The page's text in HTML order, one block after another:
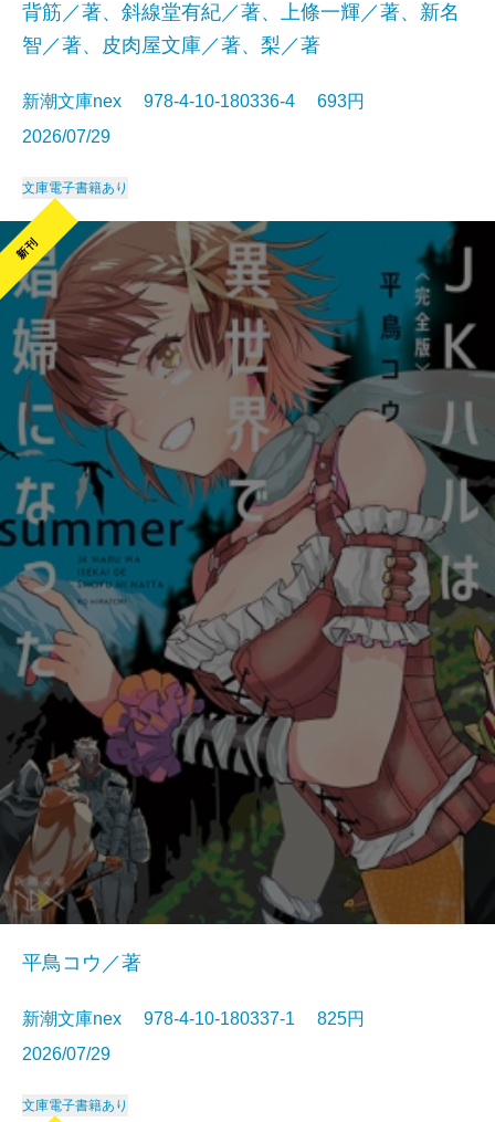
背筋／著、斜線堂有紀／著、上條一輝／著、新名
智／著、皮肉屋文庫／著、梨／著
新潮文庫nex 978-4-10-180336-4 693円
2026/07/29
文庫電子書籍あり
新刊
平鳥コウ／著
新潮文庫nex 978-4-10-180337-1 825円
2026/07/29
文庫電子書籍あり